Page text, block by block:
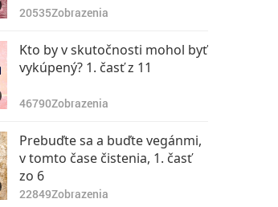
zvíťazí, 6. časť z 9
12640Zobrazenia
zvíťazí, 7. časť z 9
14440Zobrazenia
zvíťazí, 8. časť z 9
20535Zobrazenia
Kto by v skutočnosti mohol byť
vykúpený? 1. časť z 11
46790Zobrazenia
Prebuďte sa a buďte vegánmi,
v tomto čase čistenia, 1. časť
zo 6
22849Zobrazenia